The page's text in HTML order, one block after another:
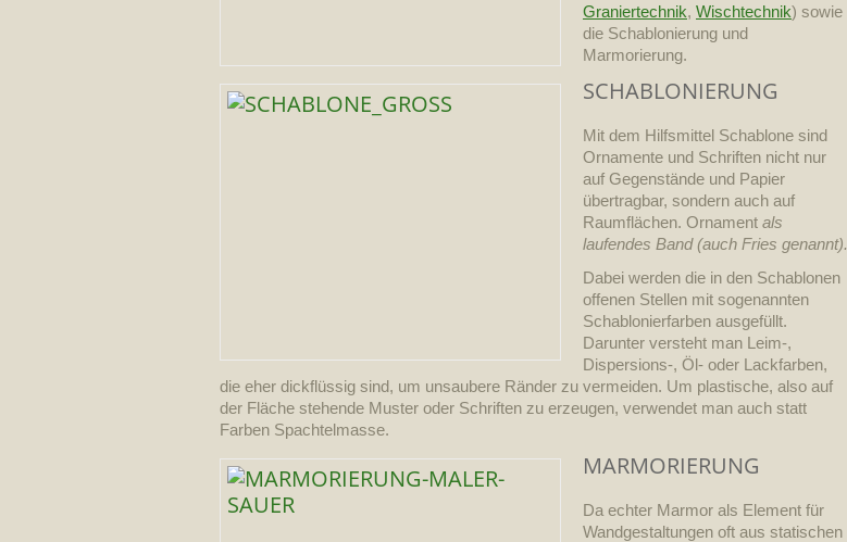
Graniertechnik, Wischtechnik) sowie
die Schablonierung und
Marmorierung.
SCHABLONIERUNG
Mit dem Hilfsmittel Schablone sind
Ornamente und Schriften nicht nur
auf Gegenstände und Papier
übertragbar, sondern auch auf
Raumflächen. Ornament als
laufendes Band (auch Fries genannt).
Dabei werden die in den Schablonen
offenen Stellen mit sogenannten
Schablonierfarben ausgefüllt.
Darunter versteht man Leim-,
Dispersions-, Öl- oder Lackfarben,
die eher dickflüssig sind, um unsaubere Ränder zu vermeiden. Um plastische, also auf
der Fläche stehende Muster oder Schriften zu erzeugen, verwendet man auch statt
Farben Spachtelmasse.
MARMORIERUNG
Da echter Marmor als Element für
Wandgestaltungen oft aus statischen